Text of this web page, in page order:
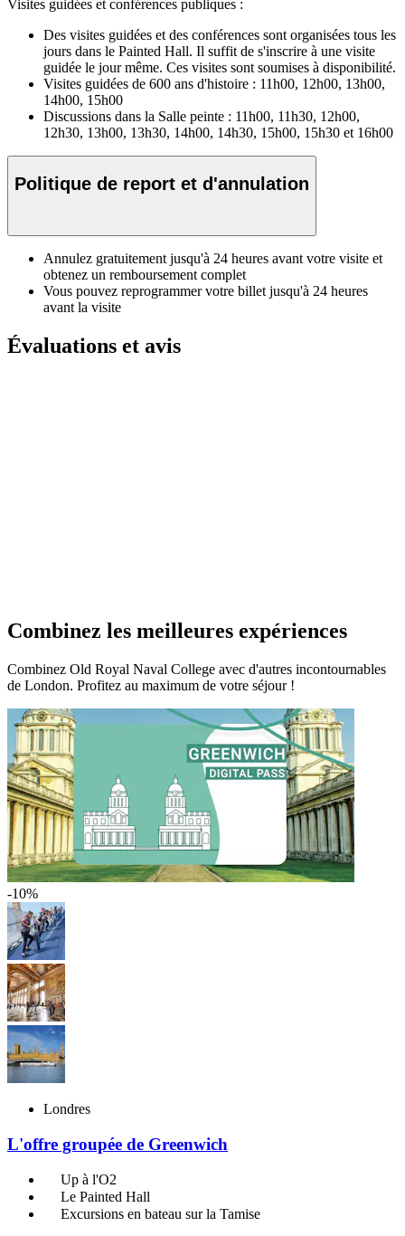
Visites guidées et conférences publiques :
Des visites guidées et des conférences sont organisées tous les
jours dans le Painted Hall. Il suffit de s'inscrire à une visite
guidée le jour même. Ces visites sont soumises à disponibilité.
Visites guidées de 600 ans d'histoire : 11h00, 12h00, 13h00,
14h00, 15h00
Discussions dans la Salle peinte : 11h00, 11h30, 12h00,
12h30, 13h00, 13h30, 14h00, 14h30, 15h00, 15h30 et 16h00
Politique de report et d'annulation
Annulez gratuitement jusqu'à 24 heures avant votre visite et
obtenez un remboursement complet
Vous pouvez reprogrammer votre billet jusqu'à 24 heures
avant la visite
Évaluations et avis
Combinez les meilleures expériences
Combinez Old Royal Naval College avec d'autres incontournables
de London. Profitez au maximum de votre séjour !
-10%
Londres
L'offre groupée de Greenwich
Up à l'O2
Le Painted Hall
Excursions en bateau sur la Tamise